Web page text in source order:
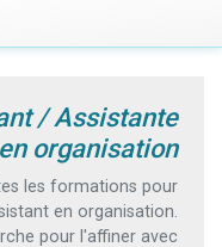
/ Assistante
en organisation
les formations pour
en organisation.
pour l'affiner avec